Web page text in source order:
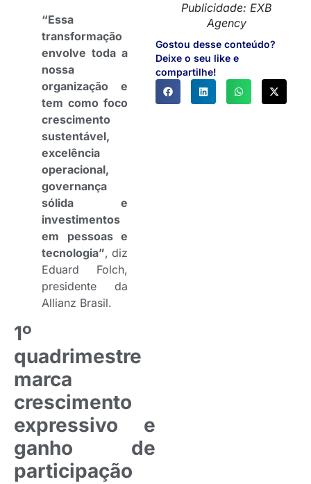
Publicidade: EXB
Agency
Gostou desse conteúdo?
Deixe o seu like e
compartilhe!
“Essa
transformação
envolve toda a
nossa
organização e
tem como foco
crescimento
sustentável,
excelência
operacional,
governança
sólida e
investimentos
em pessoas e
tecnologia”, diz
Eduard Folch,
presidente da
Allianz Brasil.
1º
quadrimestre
marca
crescimento
expressivo e
ganho de
participação